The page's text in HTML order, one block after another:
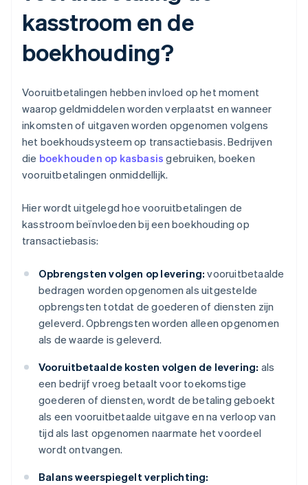
kasstroom en de
boekhouding?
Vooruitbetalingen hebben invloed op het moment
waarop geldmiddelen worden verplaatst en wanneer
inkomsten of uitgaven worden opgenomen volgens
het boekhoudsysteem op transactiebasis. Bedrijven
die boekhouden op kasbasis gebruiken, boeken
vooruitbetalingen onmiddellijk.
Hier wordt uitgelegd hoe vooruitbetalingen de
kasstroom beïnvloeden bij een boekhouding op
transactiebasis:
Opbrengsten volgen op levering: vooruitbetaalde
bedragen worden opgenomen als uitgestelde
opbrengsten totdat de goederen of diensten zijn
geleverd. Opbrengsten worden alleen opgenomen
als de waarde is geleverd.
Vooruitbetaalde kosten volgen de levering: als
een bedrijf vroeg betaalt voor toekomstige
goederen of diensten, wordt de betaling geboekt
als een vooruitbetaalde uitgave en na verloop van
tijd als last opgenomen naarmate het voordeel
wordt ontvangen.
Balans weerspiegelt verplichting: